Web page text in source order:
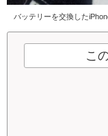
バッテリーを交換した
こ